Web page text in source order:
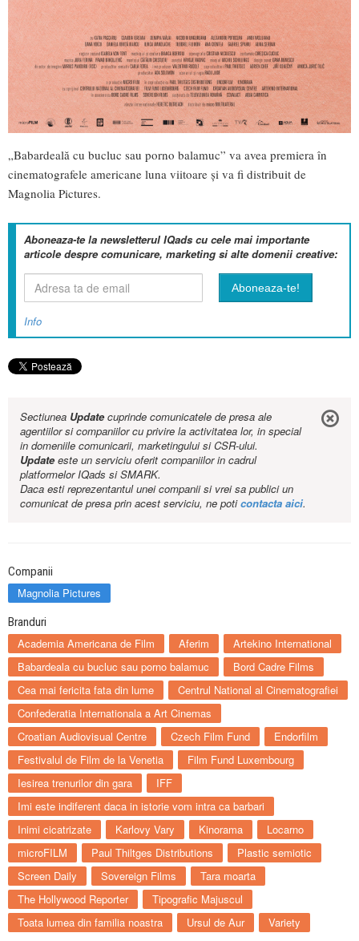
„Babardeală cu bucluc sau porno balamuc” va avea premiera în
cinematografele americane luna viitoare și va fi distribuit de
Magnolia Pictures.
Aboneaza-te la newsletterul IQads cu cele mai importante
articole despre comunicare, marketing si alte domenii creative:
Info
Sectiunea Updatecuprinde comunicatele de presa ale
agentiilor si companiilor cu privire la activitatea lor, in special
in domeniile comunicarii, marketingului si CSR-ului.
Updateeste un serviciu oferit companiilor in cadrul
platformelor IQads si SMARK.
Daca esti reprezentantul unei companii si vrei sa publici un
comunicat de presa prin acest serviciu, ne poticontacta aici.
Companii
Magnolia Pictures
Branduri
Academia Americana de Film Aferim
Artekino International
Babardeala cu bucluc sau porno balamuc
Bord Cadre Films
Cea mai fericita fata din lume
Centrul National al Cinematografiei
Confederatia Internationala a Art Cinemas
Croatian Audiovisual Centre
Czech Film Fund
Endorfilm
Festivalul de Film de la Venetia
Film Fund Luxembourg
Iesirea trenurilor din gara
IFF
Imi este indiferent daca in istorie vom intra ca barbari
Inimi cicatrizate
Karlovy Vary Kinorama
Locarno
microFILM
Paul Thiltges Distributions
Plastic semiotic
Screen Daily
Sovereign Films
Tara moarta
The Hollywood Reporter
Tipografic Majuscul
Toata lumea din familia noastra
Ursul de Aur Variety